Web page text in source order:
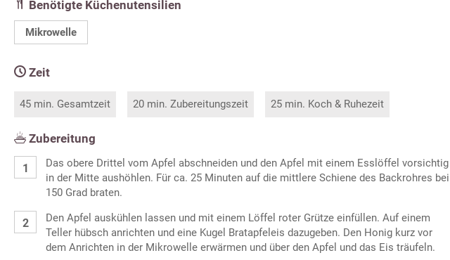
Benötigte Küchenutensilien
Mikrowelle
Zeit
45 min. Gesamtzeit 20 min. Zubereitungszeit 25 min. Koch & Ruhezeit
Zubereitung
Das obere Drittel vom Apfel abschneiden und den Apfel mit einem Esslöffel vorsichtig
in der Mitte aushöhlen. Für ca. 25 Minuten auf die mittlere Schiene des Backrohres bei
150 Grad braten.
Den Apfel auskühlen lassen und mit einem Löffel roter Grütze einfüllen. Auf einem
Teller hübsch anrichten und eine Kugel Bratapfeleis dazugeben. Den Honig kurz vor
dem Anrichten in der Mikrowelle erwärmen und über den Apfel und das Eis träufeln.